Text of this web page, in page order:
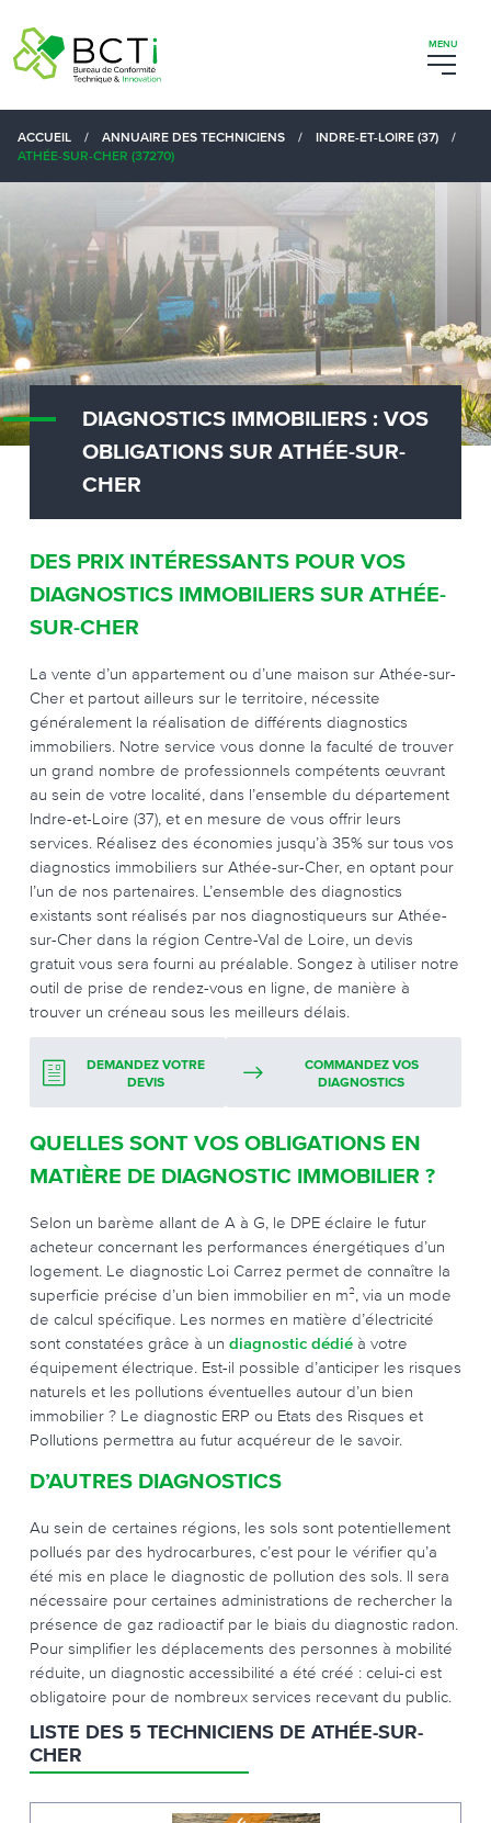
ACCUEIL / ANNUAIRE DES TECHNICIENS / INDRE-ET-LOIRE (37)
/
ATHÉE-SUR-CHER (37270)
DIAGNOSTICS IMMOBILIERS : VOS
OBLIGATIONS SUR ATHÉE-SUR-
CHER
DES PRIX INTÉRESSANTS POUR VOS
DIAGNOSTICS IMMOBILIERS SUR ATHÉE-
SUR-CHER
La vente d’un appartement ou d’une maison sur Athée-sur-
Cher et partout ailleurs sur le territoire, nécessite
généralement la réalisation de différents diagnostics
immobiliers. Notre service vous donne la faculté de trouver
un grand nombre de professionnels compétents œuvrant
au sein de votre localité, dans l’ensemble du département
Indre-et-Loire (37), et en mesure de vous offrir leurs
services. Réalisez des économies jusqu’à 35% sur tous vos
diagnostics immobiliers sur Athée-sur-Cher, en optant pour
l’un de nos partenaires. L’ensemble des diagnostics
existants sont réalisés par nos diagnostiqueurs sur Athée-
sur-Cher dans la région Centre-Val de Loire, un devis
gratuit vous sera fourni au préalable. Songez à utiliser notre
outil de prise de rendez-vous en ligne, de manière à
trouver un créneau sous les meilleurs délais.
DEMANDEZ VOTRE
DEVIS
COMMANDEZ VOS
DIAGNOSTICS
QUELLES SONT VOS OBLIGATIONS EN
MATIÈRE DE DIAGNOSTIC IMMOBILIER ?
Selon un barème allant de A à G, le DPE éclaire le futur
acheteur concernant les performances énergétiques d’un
logement. Le diagnostic Loi Carrez permet de connaître la
superficie précise d’un bien immobilier en m², via un mode
de calcul spécifique. Les normes en matière d’électricité
sont constatées grâce à un diagnostic dédié à votre
équipement électrique. Est-il possible d’anticiper les risques
naturels et les pollutions éventuelles autour d’un bien
immobilier ? Le diagnostic ERP ou Etats des Risques et
Pollutions permettra au futur acquéreur de le savoir.
D’AUTRES DIAGNOSTICS
Au sein de certaines régions, les sols sont potentiellement
pollués par des hydrocarbures, c’est pour le vérifier qu’a
été mis en place le diagnostic de pollution des sols. Il sera
nécessaire pour certaines administrations de rechercher la
présence de gaz radioactif par le biais du diagnostic radon.
Pour simplifier les déplacements des personnes à mobilité
réduite, un diagnostic accessibilité a été créé : celui-ci est
obligatoire pour de nombreux services recevant du public.
LISTE DES 5 TECHNICIENS DE ATHÉE-SUR-
CHER